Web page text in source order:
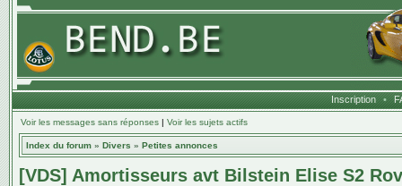
Inscription •
Voir les messages sans réponses | Voir les sujets actifs
Index du forum » Divers » Petites annonces
[VDS] Amortisseurs avt Bilstein Elise S2